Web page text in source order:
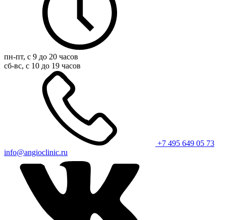
пн-пт, с 9 до 20 часов
сб-вс, с 10 до 19 часов
+7 495 649 05 73
info@angioclinic.ru